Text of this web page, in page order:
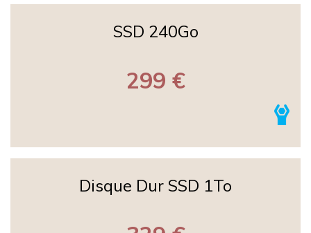
SSD 240Go
299 €
Disque Dur SSD 1To